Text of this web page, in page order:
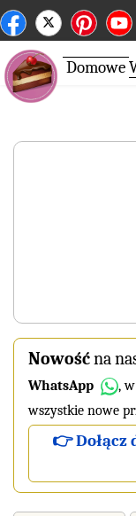
Domowe
Nowośćna
WhatsApp
,
wszystkie nowe
👉 Dołącz